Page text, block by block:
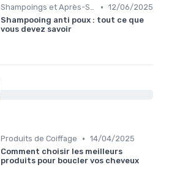
Shampoings et Après-Shampoings • 12/06/2025
Shampooing anti poux : tout ce que
vous devez savoir
Produits de Coiffage • 14/04/2025
Comment choisir les meilleurs
produits pour boucler vos cheveux